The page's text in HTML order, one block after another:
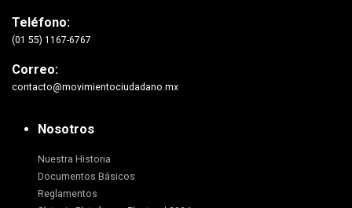
Teléfono:
(01 55) 1167-6767
Correo:
contacto@movimientociudadano.mx
Nosotros
Nuestra Historia
Documentos Básicos
Reglamentos